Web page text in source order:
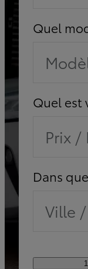
Quel
Quel est
Prix /
Dans
Ville